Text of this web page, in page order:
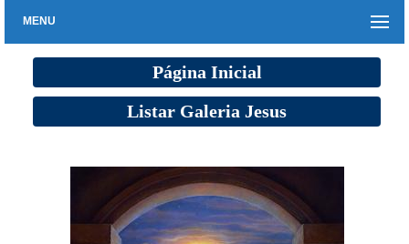
MENU
Página Inicial
Listar Galeria Jesus